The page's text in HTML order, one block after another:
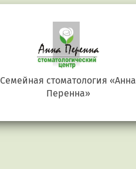
Семейная стоматология «Анна
Перенна»